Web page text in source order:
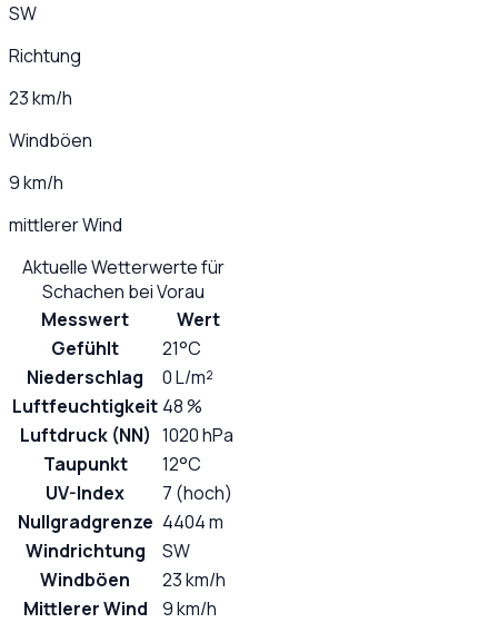
SW
Richtung
23 km/h
Windböen
9 km/h
mittlerer Wind
Aktuelle Wetterwerte für
Schachen bei Vorau
Messwert
Wert
Gefühlt
21°C
Niederschlag
0 L/m²
Luftfeuchtigkeit 48 %
Luftdruck (NN) 1020 hPa
Taupunkt
12°C
UV-Index
7 (hoch)
Nullgradgrenze 4404 m
Windrichtung
SW
Windböen
23 km/h
Mittlerer Wind
9 km/h